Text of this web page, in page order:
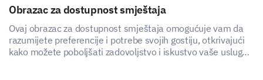
Obrazac za dostupnost smještaja
Ovaj obrazac za dostupnost smještaja omogućuje vam da
razumijete preferencije i potrebe svojih gostiju, otkrivajući
kako možete poboljšati zadovoljstvo i iskustvo vaše usluge